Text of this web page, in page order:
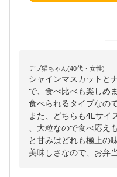
デブ猫ちゃん(40代・女性)
シャインマスカットと
で、食べ比べも楽しめ
食べられるタイプなの
また、どちらも4Lサイ
、大粒なので食べ応え
と甘みはどれも極上の
美味しさなので、お弁